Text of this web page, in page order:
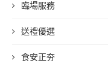
臨場服務
送禮優選
食安正夯